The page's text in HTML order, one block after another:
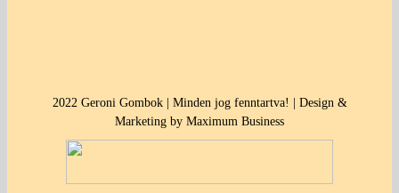
2022 Geroni Gombok | Minden jog fenntartva! | Design &
Marketing by Maximum Business